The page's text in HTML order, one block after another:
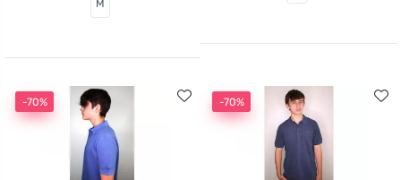
M
-70% -70%